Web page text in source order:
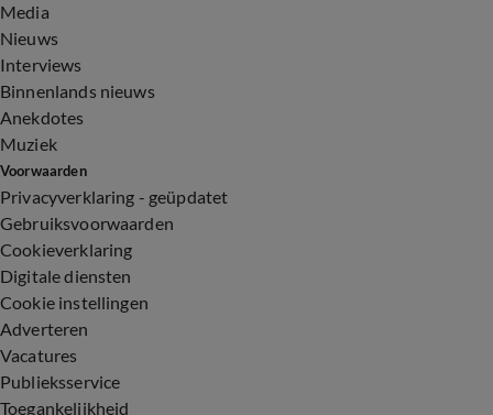
Media
Nieuws
Interviews
Binnenlands nieuws
Anekdotes
Muziek
Voorwaarden
Privacyverklaring - geüpdatet
Gebruiksvoorwaarden
Cookieverklaring
Digitale diensten
Cookie instellingen
Adverteren
Vacatures
Publieksservice
Toegankelijkheid